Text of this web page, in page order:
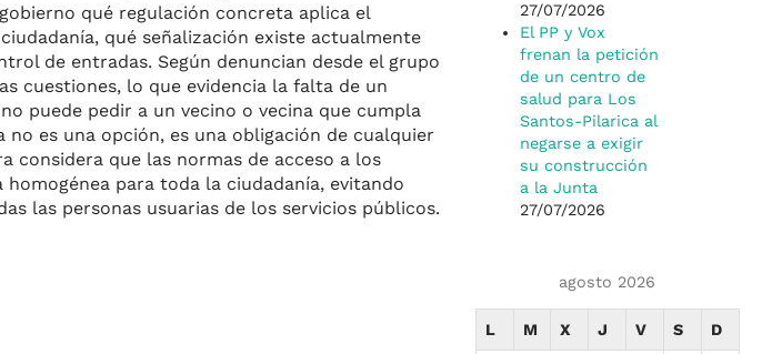
qué regulación concreta aplica el
qué señalización existe actualmente
de entradas. Según denuncian desde el grupo
cuestiones, lo que evidencia la falta de un
puede pedir a un vecino o vecina que cumpla
es una opción, es una obligación de cualquier
considera que las normas de acceso a los
para toda la ciudadanía, evitando
las personas usuarias de los servicios públicos.
27/07/2026
El PP y Vox
frenan la petición
de un centro de
salud para Los
Santos-Pilarica al
negarse a exigir
su construcción
a la Junta
27/07/2026
agosto 2026
L M X J V S D